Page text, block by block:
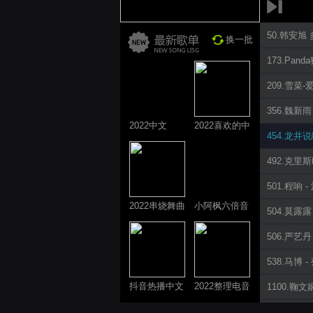
换一批
2022中文
ProgHouse歌
2022喜欢的中
2022串烧舞曲
系列
小阿枫六倍音
质系列 车载
抖音热播中文
2022整理电音
50.韩安旭
209.雪菜-
356.魏新
454.龙井
492.克里
501.程响 -
504.莫露
506.严艺
538.马博 -
1100.鞠文